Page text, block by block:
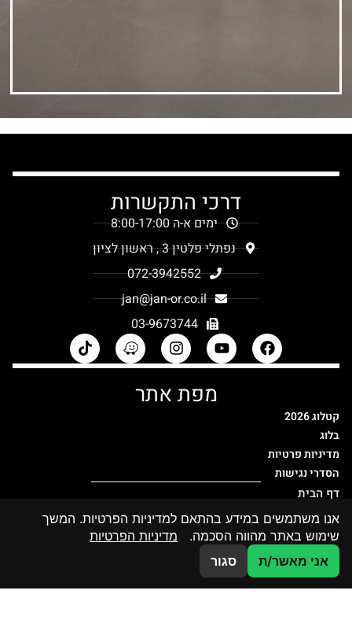
מפת אתר
קטלוג 2026
בלוג
מדיניות פרטיות
הסדרי נגישות
דף הבית
קטלוג מוצרי זכוכית
מחיצות זכוכית
קטלוג הדפסות
פרויקטים פרטיים
דרכי התקשרות
ימים א-ה 8:00-17:00
נפתלי פלטין 3 , ראשון לציון
072-3942552
jan@jan-or.co.il
03-9673744
אנו משתמשים במידע בהתאם למדיניות הפרטיות. המשך
שימוש באתר מהווה הסכמה. מדיניות הפרטיות
אני מאשר/ת
סגורצרו קשר